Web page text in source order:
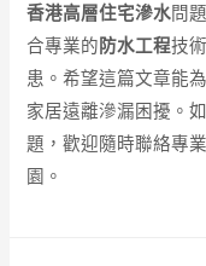
香港高層住宅滲水問
合專業的防水工程技
患。希望這篇文章能
家居遠離滲漏困擾。
題，歡迎隨時聯絡專
園。